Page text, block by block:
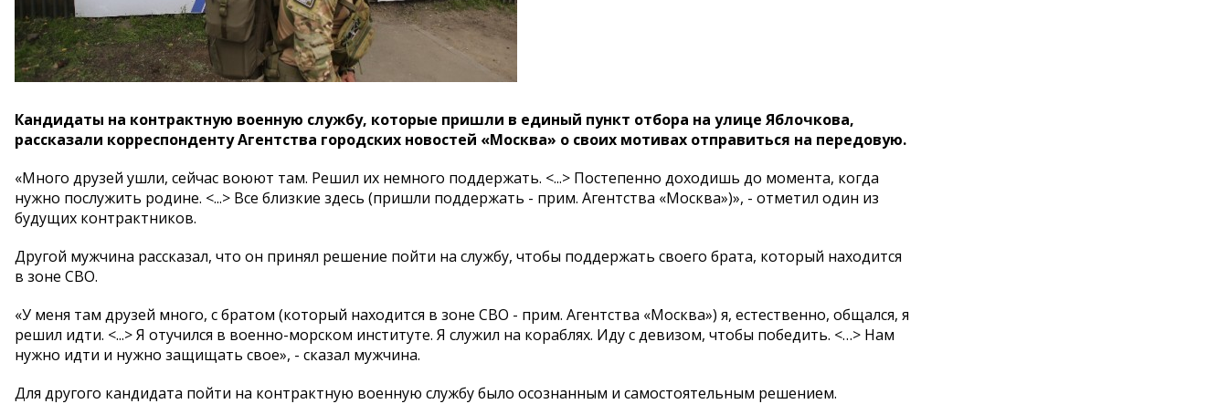
Кандидаты на контрактную военную службу, которые пришли в единый пункт отбора на улице Яблочкова,
рассказали корреспонденту Агентства городских новостей «Москва» о своих мотивах отправиться на передовую.
«Много друзей ушли, сейчас воюют там. Решил их немного поддержать. <...> Постепенно доходишь до момента, когда
нужно послужить родине. <...> Все близкие здесь (пришли поддержать - прим. Агентства «Москва»)», - отметил один из
будущих контрактников.
Другой мужчина рассказал, что он принял решение пойти на службу, чтобы поддержать своего брата, который находится
в зоне СВО.
«У меня там друзей много, с братом (который находится в зоне СВО - прим. Агентства «Москва») я, естественно, общался, я
решил идти. <...> Я отучился в военно-морском институте. Я служил на кораблях. Иду с девизом, чтобы победить. <…> Нам
нужно идти и нужно защищать свое», - сказал мужчина.
Для другого кандидата пойти на контрактную военную службу было осознанным и самостоятельным решением.